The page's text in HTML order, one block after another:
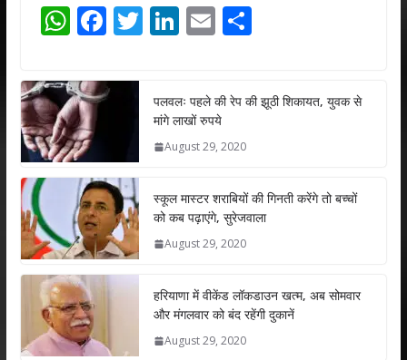
W
at
s
A
p
p
F
e
b
o
k
T
er
Li
e
dI
n
E
l
S
e
पलवलः पहले की रेप की झूठी शिकायत, युवक से
मांगे लाखों रुपये
August 29, 2020
स्कूल मास्टर शराबियों की गिनती करेंगे तो बच्चों
को कब पढ़ाएंगे, सुरेजवाला
August 29, 2020
हरियाणा में वीकेंड लॉकडाउन खत्म, अब सोमवार
और मंगलवार को बंद रहेंगी दुकानें
August 29, 2020